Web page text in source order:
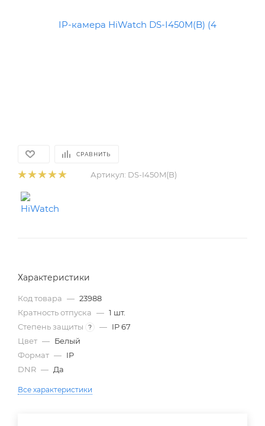
СРАВНИТЬ
Артикул: DS-I450M(B)
Характеристики
Код товара — 23988
Кратность отпуска — 1 шт.
Степень защиты
? — IP 67
Цвет — Белый
Формат — IP
DNR — Да
Все характеристики